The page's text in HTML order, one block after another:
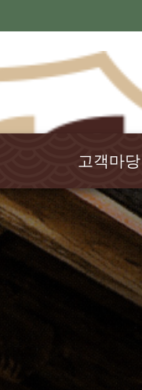
고객마당
공지사항
행사소식
언론보도
발간도서